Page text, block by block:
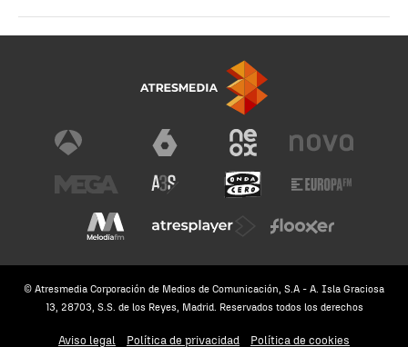
© Atresmedia Corporación de Medios de Comunicación, S.A - A. Isla Graciosa
13, 28703, S.S. de los Reyes, Madrid. Reservados todos los derechos
Aviso legal Política de privacidad Política de cookies